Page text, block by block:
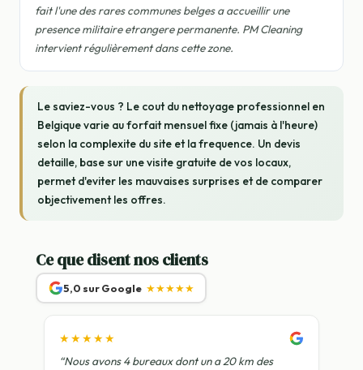
fait l'une des rares communes belges a accueillir une
presence militaire etrangere permanente. PM Cleaning
intervient régulièrement dans cette zone.
Le saviez-vous ? Le cout du nettoyage professionnel en
Belgique varie au forfait mensuel fixe (jamais à l'heure)
selon la complexite du site et la frequence. Un devis
detaille, base sur une visite gratuite de vos locaux,
permet d'eviter les mauvaises surprises et de comparer
objectivement les offres.
Ce que disent nos clients
5,0 sur Google ★★★★★
★★★★★
“Nous avons 4 bureaux dont un a 20 km des